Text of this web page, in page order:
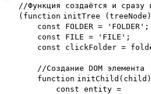
//Функция создаётся и сразу
( function initTree
const FOLDER =
'FOLDER' ;
const FILE =
'FILE' ;
const clickFolder =
//Создание DOM элемента
function
const entity =